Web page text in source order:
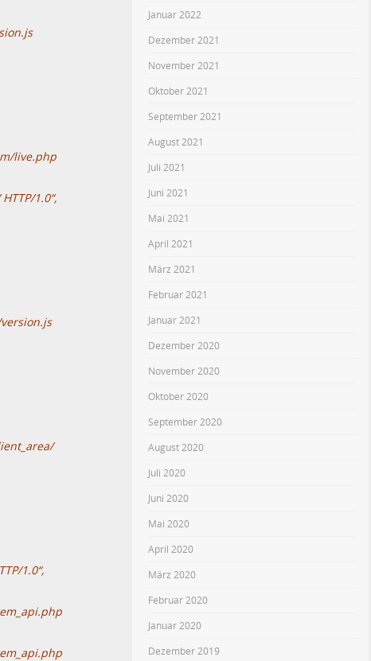
live.php
1.0“,
1.0“,
Januar 2022
Dezember 2021
November 2021
Oktober 2021
September 2021
August 2021
Juli 2021
Juni 2021
Mai 2021
April 2021
März 2021
Februar 2021
Januar 2021
Dezember 2020
November 2020
Oktober 2020
September 2020
August 2020
Juli 2020
Juni 2020
Mai 2020
April 2020
März 2020
Februar 2020
Januar 2020
Dezember 2019